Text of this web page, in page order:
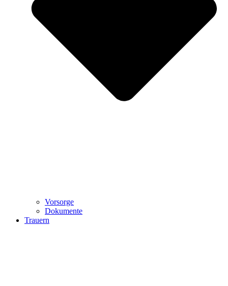
Vorsorge
Dokumente
Trauern